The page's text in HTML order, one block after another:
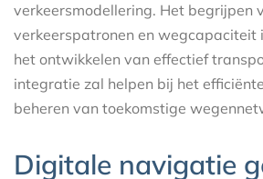
verkeersmodellering. Het begrijpen
verkeerspatronen en wegcapaciteit
het ontwikkelen van effectief
integratie zal helpen bij het
beheren van toekomstige
Digitale navigatie